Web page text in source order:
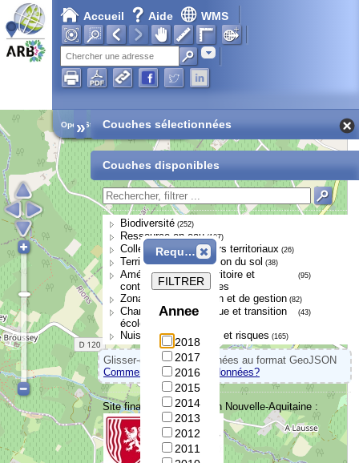
Accueil Aide WMS
Adresse
Open Street Map
» Couches sélectionnées
Couches disponibles
Biodiversité (252)
Ressource en eau (107)
Collectivités et acteurs territoriaux (26)
Territoires et occupation du sol (38)
Aménagement du territoire et
continuités écologiques
(95)
Zonages de protection et de gestion (82)
Changement climatique et transition
écologique
(43)
Nuisances, pressions et risques (165)
Glisser-déposer vos données au format GeoJSON
Comment convertir vos données?
Site financé par la Région Nouvelle-Aquitaine :
Requête
Annee
2018
2017
2016
2015
2014
2013
2012
2011
FILTRER